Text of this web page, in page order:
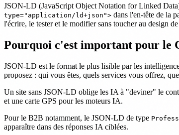
JSON-LD (JavaScript Object Notation for Linked
type="application/ld+json"> dans l'en-tête de la
l'écrire, le tester et le modifier sans toucher au design
Pourquoi c'est important pour le
JSON-LD est le format le plus lisible par les
proposez : qui vous êtes, quels services vous offrez,
Un site sans JSON-LD oblige les IA à "deviner" le
et une carte GPS pour les moteurs IA.
Pour le B2B notamment, le JSON-LD de type
apparaître dans des réponses IA ciblées.